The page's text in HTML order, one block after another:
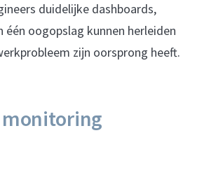
duidelijke dashboards,
één oogopslag kunnen herleiden
zijn oorsprong heeft.